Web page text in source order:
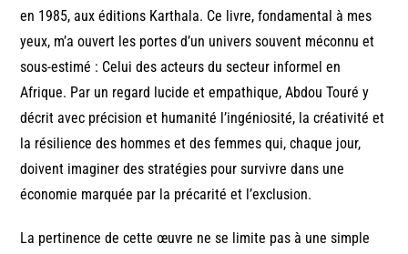
en 1985, aux éditions Karthala. Ce livre, fondamental à mes
yeux, m’a ouvert les portes d’un univers souvent méconnu et
sous-estimé : Celui des acteurs du secteur informel en
Afrique. Par un regard lucide et empathique, Abdou Touré y
décrit avec précision et humanité l’ingéniosité, la créativité et
la résilience des hommes et des femmes qui, chaque jour,
doivent imaginer des stratégies pour survivre dans une
économie marquée par la précarité et l’exclusion.
La pertinence de cette œuvre ne se limite pas à une simple